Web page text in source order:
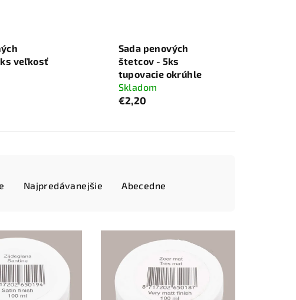
veľkosť
Sada penových
štetcov - 5ks
tupovacie okrúhle
Skladom
€2,20
Najpredávanejšie Abecedne